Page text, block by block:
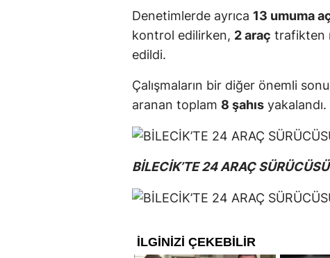
Denetimlerde ayrıca 13 umuma
kontrol edilirken, 2 araç trafikten
edildi.
Çalışmaların bir diğer önemli
aranan toplam 8 şahıs yakalandı.
BİLECİK’TE 24 ARAÇ